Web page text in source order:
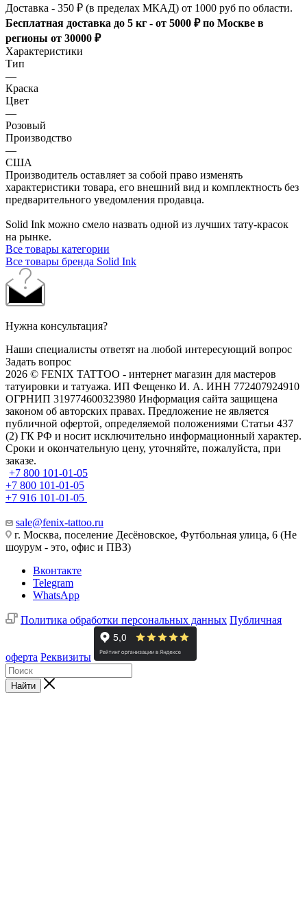
Доставка - 350 ₽ (в пределах МКАД) от 1000 руб по области.
Бесплатная доставка до 5 кг - от 5000 ₽ по Москве в
регионы от 30000 ₽
Характеристики
Тип
—
Краска
Цвет
—
Розовый
Производство
—
США
Производитель оставляет за собой право изменять
характеристики товара, его внешний вид и комплектность без
предварительного уведомления продавца.
Solid Ink можно смело назвать одной из лучших тату-красок
на рынке.
Все товары категории
Все товары бренда Solid Ink
Нужна консультация?
Наши специалисты ответят на любой интересующий вопрос
Задать вопрос
2026 © FENIX TATTOO - интернет магазин для мастеров
татуировки и татуажа. ИП Фещенко И. А. ИНН 772407924910
ОГРНИП 319774600323980 Информация сайта защищена
законом об авторских правах. Предложение не является
публичной офертой, определяемой положениями Статьи 437
(2) ГК РФ и носит исключительно информационный характер.
Сроки и окончательную цену, уточняйте, пожалуйста, при
заказе.
+7 800 101-01-05
+7 800 101-01-05
+7 916 101-01-05
sale@fenix-tattoo.ru
г. Москва, поселение Десёновское, Футбольная улица, 6 (Не
шоурум - это, офис и ПВЗ)
Вконтакте
Telegram
WhatsApp
Политика обработки персональных данных Публичная
оферта Реквизиты
Найти